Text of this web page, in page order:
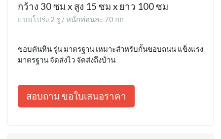
กว้าง 30 ซม x สูง 15 ซม x ยาว 100 ซม
แบบโปร่ง 2 รู / หนักท่อนละ 70 กก
ขอบคันหิน รุ่น มาตรฐาน เหมาะสำหรับกั้นขอบถนน แข็งแรง
มาตรฐาน จัดส่งไว จัดส่งถึงบ้าน
สอบถาม ขอใบเสนอราคา